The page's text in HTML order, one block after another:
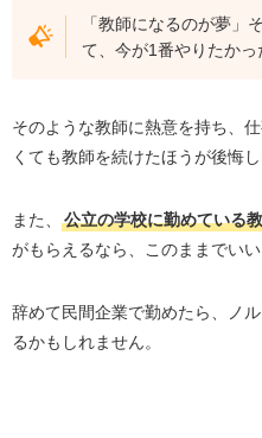
「教師になるのが夢」
て、今が1番やりたかっ
そのような教師に熱意を持ち、
くても教師を続けたほうが後悔し
また、 公立の学校に勤めている
がもらえるなら、このままでい
辞めて民間企業で勤めたら、ノ
るかもしれません。